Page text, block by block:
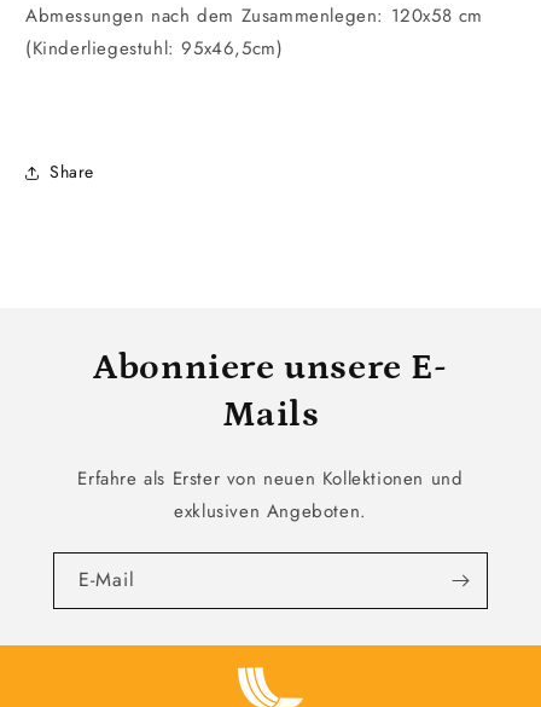
Abmessungen nach dem Zusammenlegen: 120x58 cm
(Kinderliegestuhl: 95x46,5cm)
Share
Abonniere unsere E-
Mails
Erfahre als Erster von neuen Kollektionen und
exklusiven Angeboten.
E-Mail